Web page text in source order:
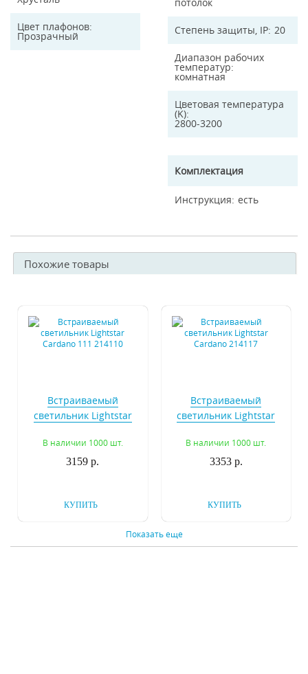
Цвет плафонов
Прозрачный Степень защиты, IP 20
Диапазон рабочих
температур
комнатная
Цветовая температура
(K)
2800-3200
Комплектация
Инструкция есть
Похожие товары
Встраиваемый
светильник Lightstar
В наличии 1000 шт.
3159 р.
КУПИТЬ
Встраиваемый
светильник Lightstar
В наличии 1000 шт.
3353 р.
КУПИТЬ
Показать еще